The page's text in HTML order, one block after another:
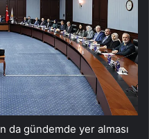
da gündemde yer alması